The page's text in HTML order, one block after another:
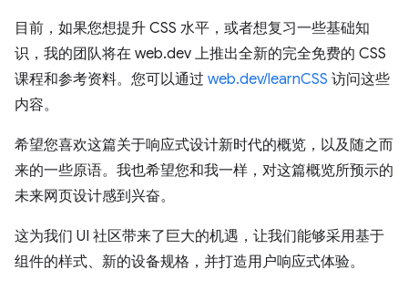
目前，如果您想提升 CSS 水平，或者想复习一些基础知
识，我的团队将在 web.dev 上推出全新的完全免费的 CSS
课程和参考资料。您可以通过 web.dev/learnCSS 访问这些
内容。
希望您喜欢这篇关于响应式设计新时代的概览，以及随之而
来的一些原语。我也希望您和我一样，对这篇概览所预示的
未来网页设计感到兴奋。
这为我们 UI 社区带来了巨大的机遇，让我们能够采用基于
组件的样式、新的设备规格，并打造用户响应式体验。